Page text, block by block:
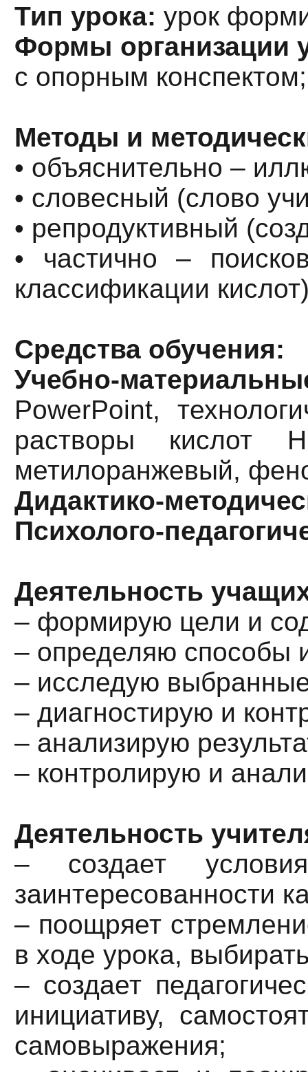
Тип урока: урок
Формы организации
с опорным
Методы и
• объяснительно –
• словесный (слово
• репродуктивный
• частично –
классификации
Средства обучения:
Учебно-
PowerPoint,
растворы кислот
метилоранжевый,
Дидактико-
Психолого-
Деятельность
– формирую цели и
– определяю способы
– исследую
– диагностирую и
– анализирую
– контролирую и
Деятельность
– создает
заинтересованности
– поощряет
в ходе урока,
– создает
инициативу,
самовыражения;